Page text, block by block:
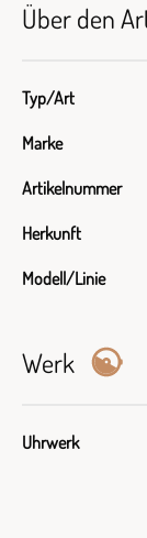
Über den
Typ/Art
Marke
Artikelnummer
Herkunft
Modell/Linie
Werk
Uhrwerk